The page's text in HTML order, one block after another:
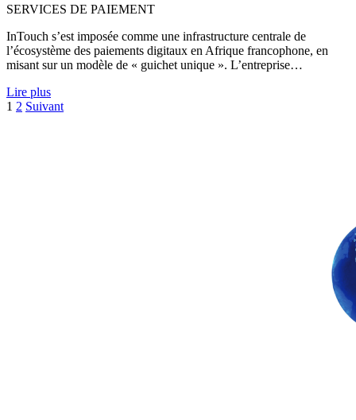
SERVICES DE PAIEMENT
InTouch s’est imposée comme une infrastructure centrale de
l’écosystème des paiements digitaux en Afrique francophone, en
misant sur un modèle de « guichet unique ». L’entreprise…
Lire plus
Pagination
1 2 Suivant